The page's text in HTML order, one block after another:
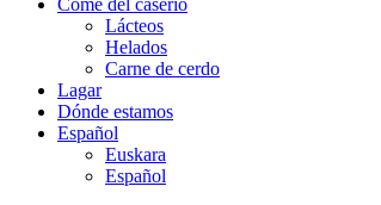
Come del caserío
Lácteos
Helados
Carne de cerdo
Lagar
Dónde estamos
Español
Euskara
Español